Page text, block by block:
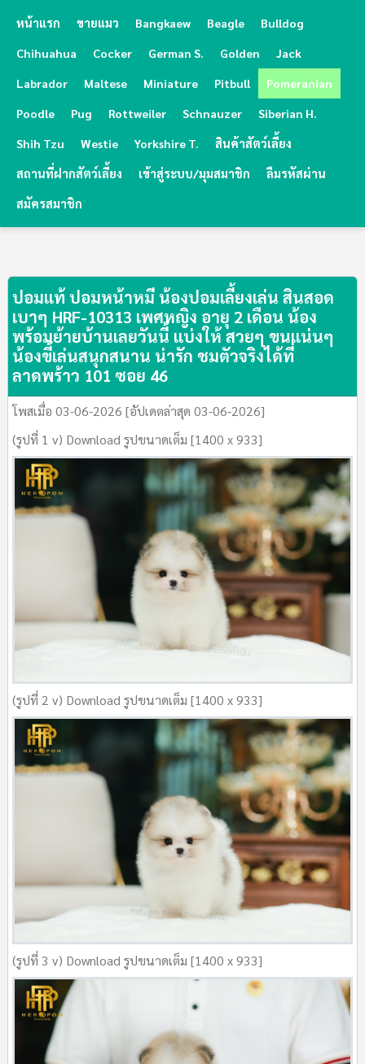
หน้าแรก ขายแมว Bangkaew Beagle Bulldog
Chihuahua Cocker German S. Golden Jack
Labrador Maltese Miniature Pitbull Pomeranian
Poodle Pug Rottweiler Schnauzer Siberian H.
Shih Tzu Westie Yorkshire T. สินค้าสัตว์เลี้ยง
สถานที่ฝากสัตว์เลี้ยง เข้าสู่ระบบ/มุมสมาชิก ลืมรหัสผ่าน
สมัครสมาชิก
ปอมแท้ ปอมหน้าหมี น้องปอมเลี้ยงเล่น สินสอด
เบาๆ HRF-10313 เพศหญิง อายุ 2 เดือน น้อง
พร้อมย้ายบ้านเลยวันนี้ แบ่งให้ สวยๆ ขนแน่นๆ
น้องขี้เล่นสนุกสนาน น่ารัก ชมตัวจริงได้ที่
ลาดพร้าว 101 ซอย 46
โพสเมื่อ 03-06-2026 [อัปเดตล่าสุด 03-06-2026]
(รูปที่ 1 v) Download รูปขนาดเต็ม [1400 x 933]
(รูปที่ 2 v) Download รูปขนาดเต็ม [1400 x 933]
(รูปที่ 3 v) Download รูปขนาดเต็ม [1400 x 933]